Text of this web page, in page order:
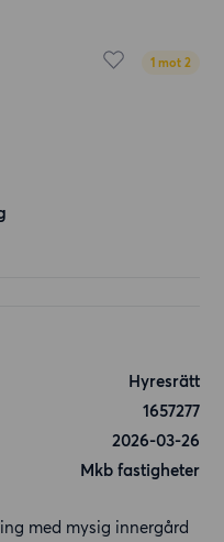
1 mot 2
Hyresrätt
1657277
2026-03-26
Mkb fastigheter
med mysig innergård